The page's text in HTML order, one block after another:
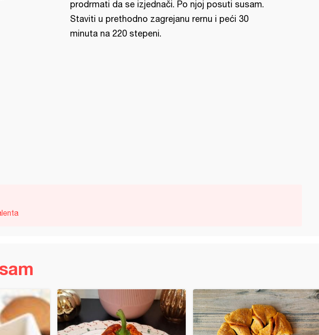
prodrmati da se izjednači. Po njoj posuti susam.
Staviti u prethodno zagrejanu rernu i peći 30
minuta na 220 stepeni.